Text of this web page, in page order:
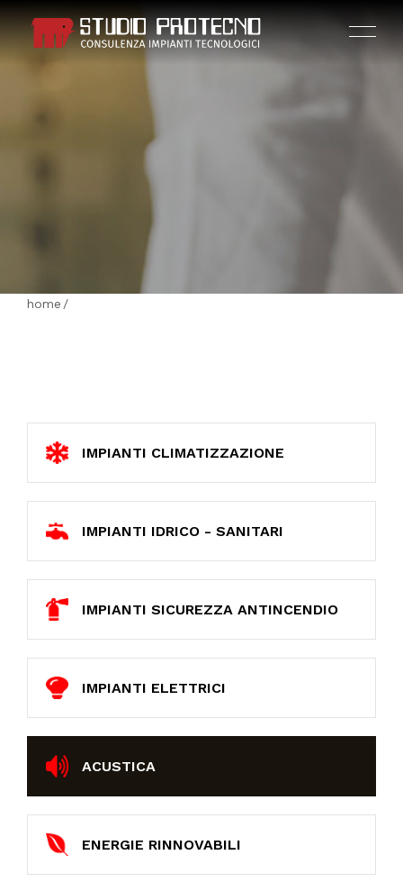
IN JOB
CONTATTI
home /
IMPIANTI CLIMATIZZAZIONE
IMPIANTI IDRICO - SANITARI
IMPIANTI SICUREZZA ANTINCENDIO
IMPIANTI ELETTRICI
ACUSTICA
ENERGIE RINNOVABILI